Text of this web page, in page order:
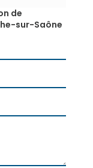
de
sur-Saône